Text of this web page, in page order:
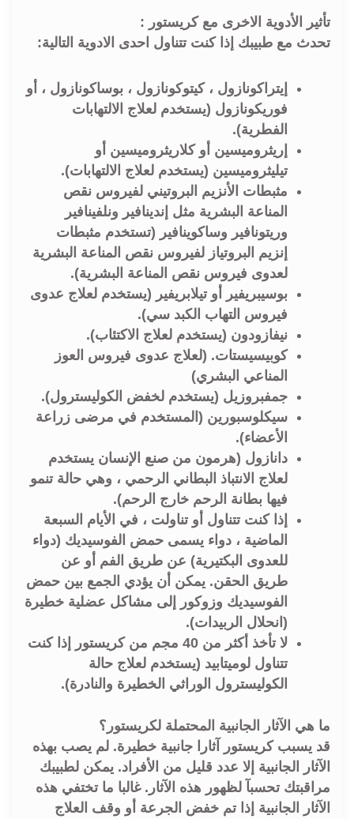
تأثير الأدوية الاخرى مع كريستور :
تحدث مع طبيبك إذا كنت تتناول احدى الادوية التالية:
إيتراكونازول ، كيتوكونازول ، بوساكونازول ، أو
فوريكونازول (يستخدم لعلاج الالتهابات
الفطرية).
إريثروميسين أو كلاريثروميسين أو
تيليثروميسين (يستخدم لعلاج الالتهابات).
مثبطات الأنزيم البروتيني لفيروس نقص
المناعة البشرية مثل إندينافير ونلفينافير
وريتونافير وساكوينافير (تستخدم مثبطات
إنزيم البروتياز لفيروس نقص المناعة البشرية
لعدوى فيروس نقص المناعة البشرية).
بوسيبريفير أو تيلابريفير (يستخدم لعلاج عدوى
فيروس التهاب الكبد سي).
نيفازودون (يستخدم لعلاج الاكتئاب).
كوبيسيستات. (لعلاج عدوى فيروس العوز
المناعي البشري)
جمفبروزيل (يستخدم لخفض الكوليسترول).
سيكلوسبورين (المستخدم في مرضى زراعة
الأعضاء).
دانازول (هرمون من صنع الإنسان يستخدم
لعلاج الانتباذ البطاني الرحمي ، وهي حالة تنمو
فيها بطانة الرحم خارج الرحم).
إذا كنت تتناول أو تناولت ، في الأيام السبعة
الماضية ، دواء يسمى حمض الفوسيديك (دواء
للعدوى البكتيرية) عن طريق الفم أو عن
طريق الحقن. يمكن أن يؤدي الجمع بين حمض
الفوسيديك وزوكور إلى مشاكل عضلية خطيرة
(انحلال الربيدات).
لا تأخذ أكثر من 40 مجم من كريستور إذا كنت
تتناول لوميتابيد (يستخدم لعلاج حالة
الكوليسترول الوراثي الخطيرة والنادرة).
ما هي الآثار الجانبية المحتملة لكريستور؟
قد يسبب كريستور آثارا جانبية خطيرة. لم يصب بهذه
الآثار الجانبية إلا عدد قليل من الأفراد. يمكن لطبيبك
مراقبتك تحسبآ لظهور هذه الآثار. غالبا ما تختفي هذه
الآثار الجانبية إذا تم خفض الجرعة أو وقف العلاج